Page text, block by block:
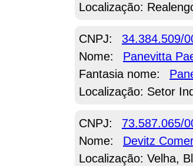
Localização:
CNPJ: 34.384.509/
Nome:
Panevitta
Fantasia nome:
Localização: Setor
CNPJ: 73.587.065/
Nome:
Devitz
Localização: Velha,